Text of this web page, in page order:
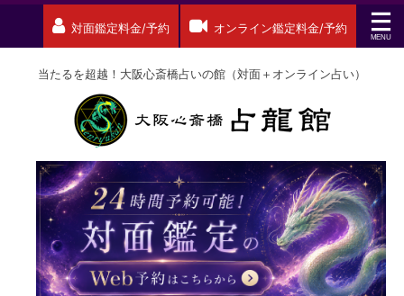
対面鑑定料金/予約 オンライン鑑定料金/予約
当たるを超越！大阪心斎橋占いの館（対面＋オンライン占い）